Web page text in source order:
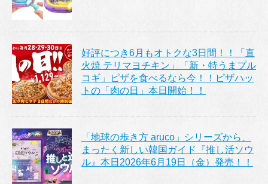
好評につき6月もオトクな3日間！！「直
火焼 テリマヨチキン」「新・特うまプル
コギ」ピザを食べるなら今！！ピザハッ
トの「肉の日」本日開始！！
「地球の歩き方 aruco」シリーズから、
まったく新しい韓国ガイド『推し活ソウ
ル』本日2026年6月19日（金）発売！！